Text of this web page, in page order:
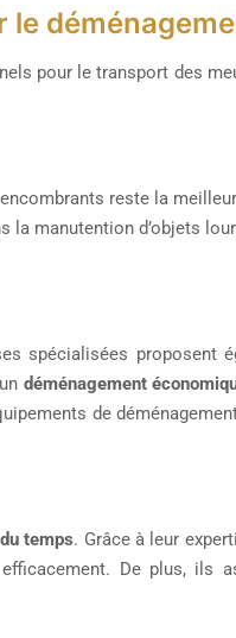
le
pour le transport des
reste la
manutention d’objets
spécialisées proposent
déménagement
de
temps. Grâce à leur
De plus, ils